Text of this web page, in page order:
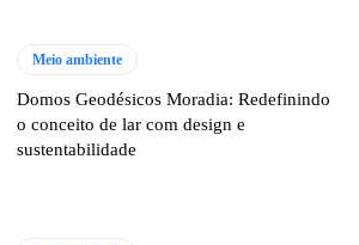
Meio ambiente
Domos Geodésicos Moradia: Redefinindo
o conceito de lar com design e
sustentabilidade